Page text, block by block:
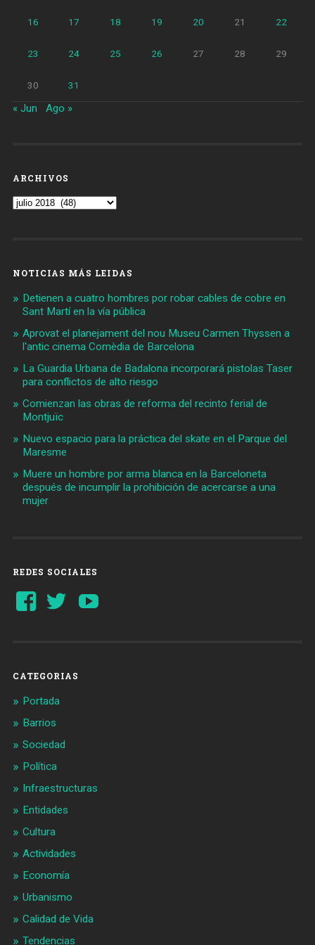
16 17 18 19 20 21 22
23 24 25 26 27 28 29
30 31
« Jun Ago »
ARCHIVOS
Archivos
NOTICIAS MÁS LEIDAS
Detienen a cuatro hombres por robar cables de cobre en
Sant Martí en la vía pública
Aprovat el planejament del nou Museu Carmen Thyssen a
l'antic cinema Comèdia de Barcelona
La Guardia Urbana de Badalona incorporará pistolas Taser
para conflictos de alto riesgo
Comienzan las obras de reforma del recinto ferial de
Montjuïc
Nuevo espacio para la práctica del skate en el Parque del
Maresme
Muere un hombre por arma blanca en la Barceloneta
después de incumplir la prohibición de acercarse a una
mujer
REDES SOCIALES
Ver
perfil
Ver
perfil
CATEGORIAS
Portada
Barrios
Sociedad
Política
Infraestructuras
Entidades
Cultura
Actividades
Economía
Urbanismo
Calidad de Vida
Tendencias